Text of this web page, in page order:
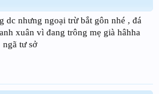
dc nhưng ngoại trừ bắt gôn nhé , đá
xuân vì đang trông mẹ già hâhha
ngã tư sở